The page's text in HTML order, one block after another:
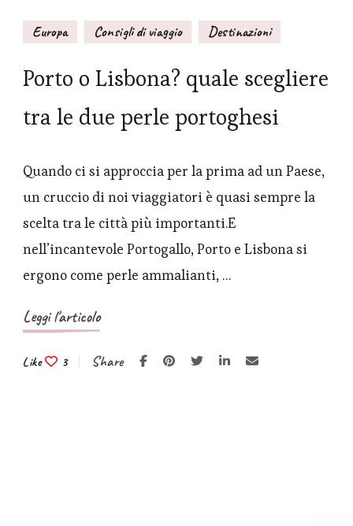
Europa Consigli di viaggio Destinazioni
Porto o Lisbona? quale scegliere
tra le due perle portoghesi
Quando ci si approccia per la prima ad un Paese,
un cruccio di noi viaggiatori è quasi sempre la
scelta tra le città più importanti.E
nell’incantevole Portogallo, Porto e Lisbona si
ergono come perle ammalianti, …
Leggi l'articolo
Like 3 Share